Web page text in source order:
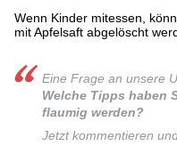
Wenn Kinder mitessen,
mit Apfelsaft abgelöscht
Eine Frage an unsere
Welche Tipps haben
flaumig werden?
Jetzt kommentieren